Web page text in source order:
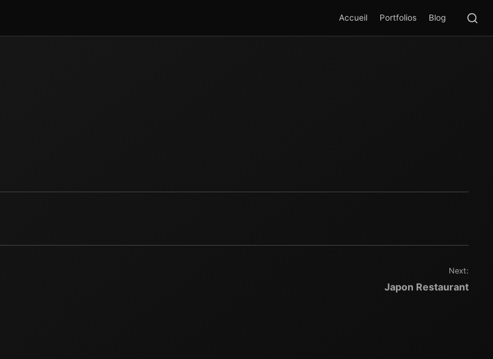
Accueil Portfolios Blog
Next:
Japon Restaurant